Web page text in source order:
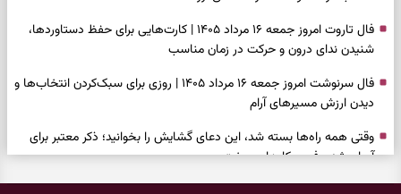
فال تاروت امروز جمعه ۱۶ مرداد ۱۴۰۵ | کارت‌هایی برای حفظ دستاوردها،
شنیدن ندای درون و حرکت در زمان مناسب
فال سرنوشت امروز جمعه ۱۶ مرداد ۱۴۰۵ | روزی برای سبک‌کردن انتخاب‌ها و
دیدن ارزش مسیرهای آرام
وقتی همه راه‌ها بسته شد، این دعای گشایش را بخوانید؛ ذکر معتبر برای
آسان شدن فوری کارهای سخت